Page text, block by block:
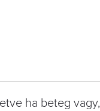
ha beteg vagy,